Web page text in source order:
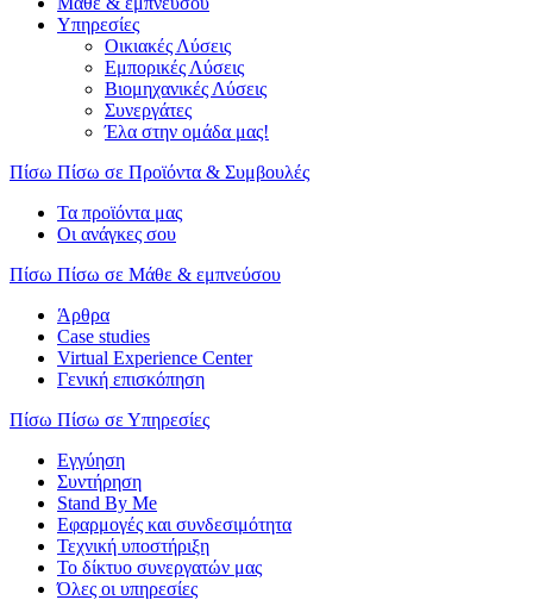
Υπηρεσίες
Οικιακές Λύσεις
Εμπορικές Λύσεις
Βιομηχανικές Λύσεις
Συνεργάτες
Έλα στην ομάδα μας!
Πίσω Πίσω σε Προϊόντα & Συμβουλές
Τα προϊόντα μας
Οι ανάγκες σου
Πίσω Πίσω σε Μάθε & εμπνεύσου
Άρθρα
Case studies
Virtual Experience Center
Γενική επισκόπηση
Πίσω Πίσω σε Υπηρεσίες
Εγγύηση
Συντήρηση
Stand By Me
Εφαρμογές και συνδεσιμότητα
Τεχνική υποστήριξη
Το δίκτυο συνεργατών μας
Όλες οι υπηρεσίες